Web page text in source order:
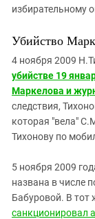
избирательному
Убийство
4 ноября 2009
убийстве 19
Маркелова и
следствия,
которая "вела"
Тихонову по
5 ноября 2009
названа в числе
Бабуровой. В
санкционировал